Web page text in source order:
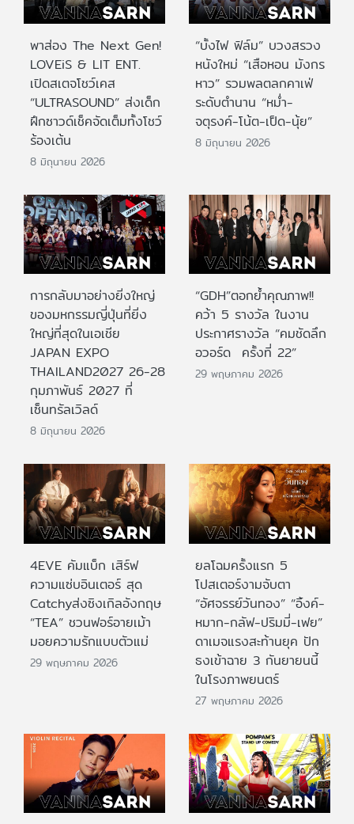
พาส่อง The Next Gen!
LOVEiS & LIT ENT.
เปิดสเตจโชว์เคส
“ULTRASOUND” ส่งเด็ก
ฝึกซาวด์เช็คจัดเต็มทั้งโชว์
ร้องเต้น
8 มิถุนายน 2026
“บั้งไฟ ฟิล์ม” บวงสรวง
หนังใหม่ “เสือหอน มังกร
หาว” รวมพลตลกคาเฟ่
ระดับตำนาน “หม่ำ-
จตุรงค์-โน้ต-เป็ด-นุ้ย”
8 มิถุนายน 2026
การกลับมาอย่างยิ่งใหญ่
ของมหกรรมญี่ปุ่นที่ยิ่ง
ใหญ่ที่สุดในเอเชีย
JAPAN EXPO
THAILAND2027 26-28
กุมภาพันธ์ 2027 ที่
เซ็นทรัลเวิลด์
8 มิถุนายน 2026
“GDH”ตอกย้ำคุณภาพ!!
คว้า 5 รางวัล ในงาน
ประกาศรางวัล “คมชัดลึก
อวอร์ด ครั้งที่ 22”
29 พฤษภาคม 2026
4EVE คัมแบ็ก เสิร์ฟ
ความแซ่บอินเตอร์ สุด
Catchyส่งซิงเกิลอังกฤษ
“TEA” ชวนฟอร์อายเม้า
มอยความรักแบบตัวแม่
29 พฤษภาคม 2026
ยลโฉมครั้งแรก 5
โปสเตอร์งามจับตา
“อัศจรรย์วันทอง” “อิ้งค์-
หมาก-กลัฟ-ปริมมี่-เฟย”
ดาเมจแรงสะท้านยุค ปัก
ธงเข้าฉาย 3 กันยายนนี้
ในโรงภาพยนตร์
27 พฤษภาคม 2026